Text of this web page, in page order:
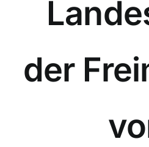
der